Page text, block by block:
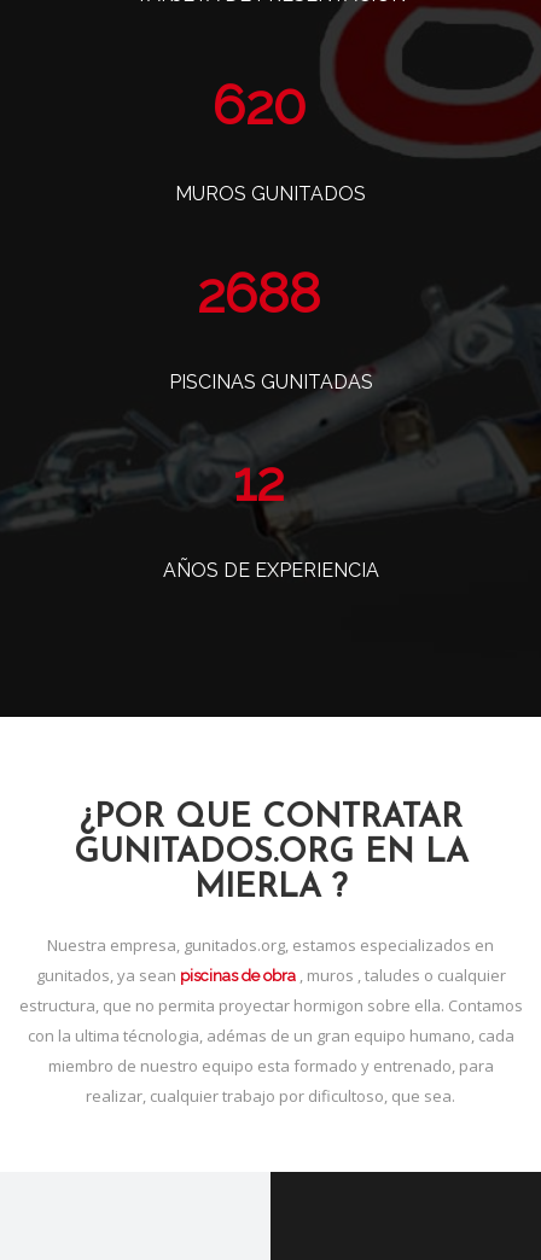
763
MUROS GUNITADOS
3308
PISCINAS GUNITADAS
14
AÑOS DE EXPERIENCIA
¿POR QUE CONTRATAR
GUNITADOS.ORG EN LA
MIERLA ?
Nuestra empresa, gunitados.org, estamos especializados en
gunitados, ya sean piscinas de obra, muros , taludes o cualquier
estructura, que no permita proyectar hormigon sobre ella. Contamos
con la ultima técnologia, adémas de un gran equipo humano, cada
miembro de nuestro equipo esta formado y entrenado, para
realizar, cualquier trabajo por dificultoso, que sea.